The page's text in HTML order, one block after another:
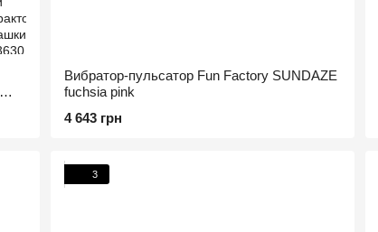
Вибратор-пульсатор Fun Factory SUNDAZE
fuchsia pink
4 643 грн
3